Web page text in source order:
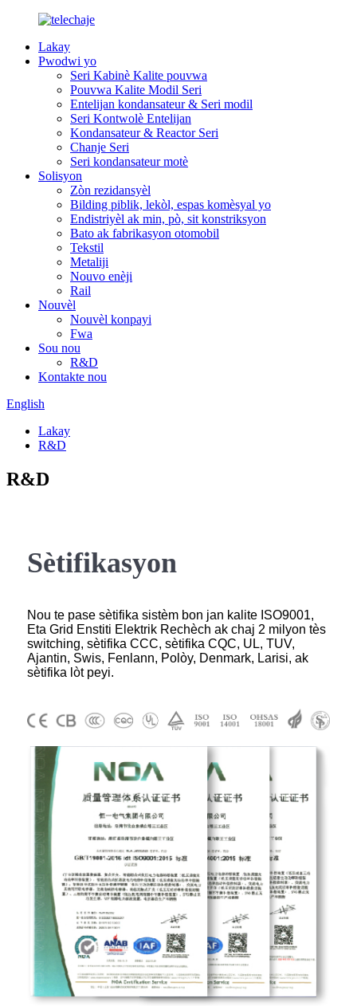
Lakay
Pwodwi yo
Seri Kabinè Kalite pouvwa
Pouvwa Kalite Modil Seri
Entelijan kondansateur & Seri modil
Seri Kontwolè Entelijan
Kondansateur & Reactor Seri
Chanje Seri
Seri kondansateur motè
Solisyon
Zòn rezidansyèl
Bilding piblik, lekòl, espas komèsyal yo
Endistriyèl ak min, pò, sit konstriksyon
Bato ak fabrikasyon otomobil
Tekstil
Metaliji
Nouvo enèji
Rail
Nouvèl
Nouvèl konpayi
Fwa
Sou nou
R&D
Kontakte nou
English
Lakay
R&D
R&D
Sètifikasyon
Nou te pase sètifika sistèm bon jan kalite ISO9001,
Eta Grid Enstiti Elektrik Rechèch ak chaj 2 milyon tès
switching, sètifika CCC, sètifika CQC, UL, TUV,
Ajantin, Swis, Fenlann, Polòy, Denmark, Larisi, ak
sètifika lòt peyi.